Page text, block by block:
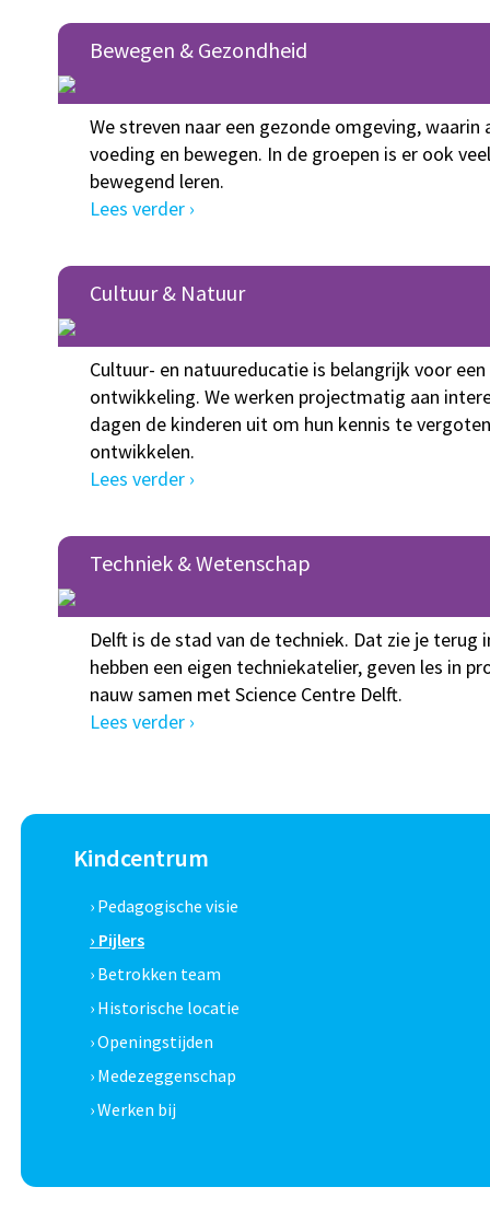
Bewegen & Gezondheid
We streven naar een gezonde omgeving,
voeding en bewegen. In de groepen is er ook
bewegend leren.
Lees verder ›
Cultuur & Natuur
Cultuur- en natuureducatie is belangrijk voor
ontwikkeling. We werken projectmatig aan
dagen de kinderen uit om hun kennis te
ontwikkelen.
Lees verder ›
Techniek & Wetenschap
Delft is de stad van de techniek. Dat zie je terug
hebben een eigen techniekatelier, geven les in
nauw samen met Science Centre Delft.
Lees verder ›
Kindcentrum
› Pedagogische visie
› Pijlers
› Betrokken team
› Historische locatie
› Openingstijden
› Medezeggenschap
› Werken bij